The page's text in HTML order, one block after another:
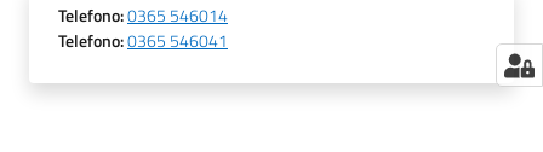
Telefono:0365 546014
Telefono:0365 546041